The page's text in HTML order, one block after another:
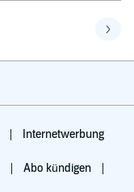
Internetwerbung
Abo kündigen